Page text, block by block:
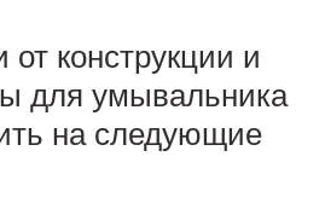
конструкции и
для умывальника
на следующие